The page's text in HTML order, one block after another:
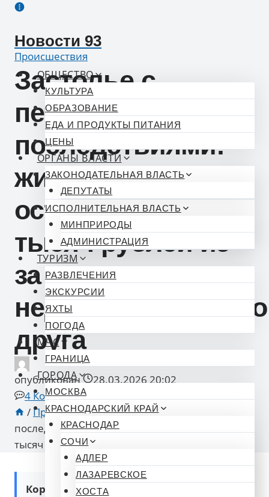
Перейти
содержимому
Новости 93
ОБЩЕСТВО
КУЛЬТУРА
ОБРАЗОВАНИЕ
ЕДА И ПРОДУКТЫ ПИТАНИЯ
ЦЕНЫ
ОРГАНЫ ВЛАСТИ
ЗАКОНОДАТЕЛЬНАЯ ВЛАСТЬ
ДЕПУТАТЫ
ИСПОЛНИТЕЛЬНАЯ ВЛАСТЬ
МИНПРИРОДЫ
АДМИНИСТРАЦИЯ
ТУРИЗМ
РАЗВЛЕЧЕНИЯ
ЭКСКУРСИИ
ЯХТЫ
ПОГОДА
МЧС
ГРАНИЦА
ГОРОДА
МОСКВА
КРАСНОДАРСКИЙ КРАЙ
КРАСНОДАР
СОЧИ
АДЛЕР
ЛАЗАРЕВСКОЕ
ХОСТА
Происшествия
Застолье с
печальными
последствиями:
житель Сочи
остался без 55
тысяч рублей из-
за
недобросовестного
друга
опубликован
28.03.2026 20:02
4 Комментарии
/ Происшествия/Застолье с печальными
последствиями: житель Сочи остался без 55
тысяч рублей из-за недобросовестного друга
Коротко о главном: